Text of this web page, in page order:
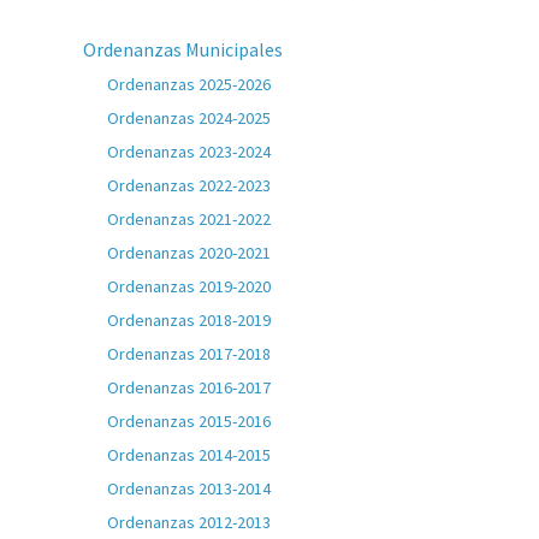
Ordenanzas Municipales
Ordenanzas 2025-2026
Ordenanzas 2024-2025
Ordenanzas 2023-2024
Ordenanzas 2022-2023
Ordenanzas 2021-2022
Ordenanzas 2020-2021
Ordenanzas 2019-2020
Ordenanzas 2018-2019
Ordenanzas 2017-2018
Ordenanzas 2016-2017
Ordenanzas 2015-2016
Ordenanzas 2014-2015
Ordenanzas 2013-2014
Ordenanzas 2012-2013